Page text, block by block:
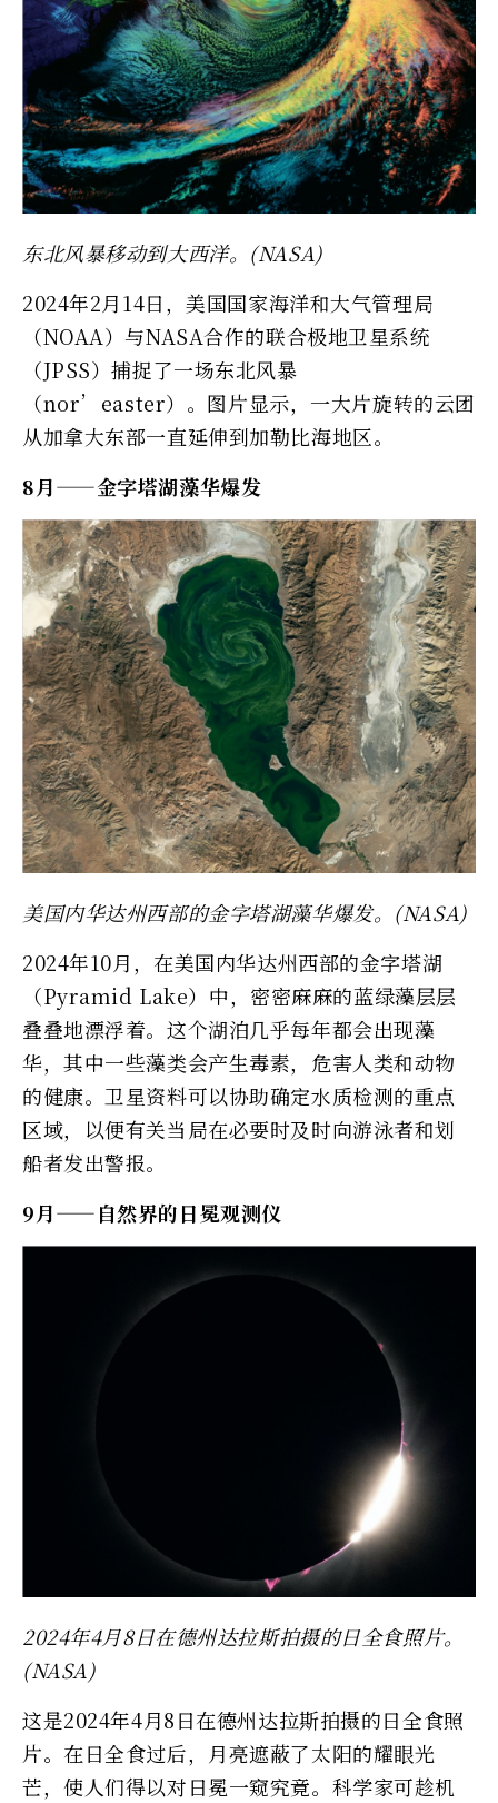
东北风暴移动到大西洋。(NASA)
2024年2月14日，美国国家海洋和大气管理局
（NOAA）与NASA合作的联合极地卫星系统
（JPSS）捕捉了一场东北风暴
（nor’easter）。图片显示，一大片旋转的云团
从加拿大东部一直延伸到加勒比海地区。
8月——金字塔湖藻华爆发
美国内华达州西部的金字塔湖藻华爆发。(NASA)
2024年10月，在美国内华达州西部的金字塔湖
（Pyramid Lake）中，密密麻麻的蓝绿藻层层
叠叠地漂浮着。这个湖泊几乎每年都会出现藻
华，其中一些藻类会产生毒素，危害人类和动物
的健康。卫星资料可以协助确定水质检测的重点
区域，以便有关当局在必要时及时向游泳者和划
船者发出警报。
9月——自然界的日冕观测仪
2024年4月8日在德州达拉斯拍摄的日全食照片。
(NASA)
这是2024年4月8日在德州达拉斯拍摄的日全食照
片。在日全食过后，月亮遮蔽了太阳的耀眼光
芒，使人们得以对日冕一窥究竟。科学家可趁机